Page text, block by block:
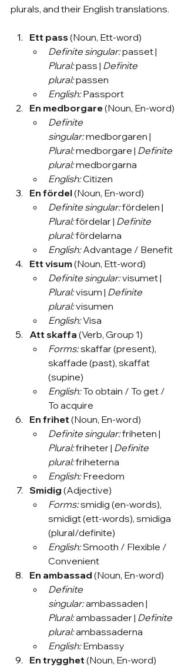
plurals, and their English translations.
Ett pass (Noun, Ett-word)
Definite singular: passet |
Plural: pass | Definite
plural: passen
English: Passport
En medborgare (Noun, En-word)
Definite
singular: medborgaren |
Plural: medborgare | Definite
plural: medborgarna
English: Citizen
En fördel (Noun, En-word)
Definite singular: fördelen |
Plural: fördelar | Definite
plural: fördelarna
English: Advantage / Benefit
Ett visum (Noun, Ett-word)
Definite singular: visumet |
Plural: visum | Definite
plural: visumen
English: Visa
Att skaffa (Verb, Group 1)
Forms: skaffar (present),
skaffade (past), skaffat
(supine)
English: To obtain / To get /
To acquire
En frihet (Noun, En-word)
Definite singular: friheten |
Plural: friheter | Definite
plural: friheterna
English: Freedom
Smidig (Adjective)
Forms: smidig (en-words),
smidigt (ett-words), smidiga
(plural/definite)
English: Smooth / Flexible /
Convenient
En ambassad (Noun, En-word)
Definite
singular: ambassaden |
Plural: ambassader | Definite
plural: ambassaderna
English: Embassy
En trygghet (Noun, En-word)